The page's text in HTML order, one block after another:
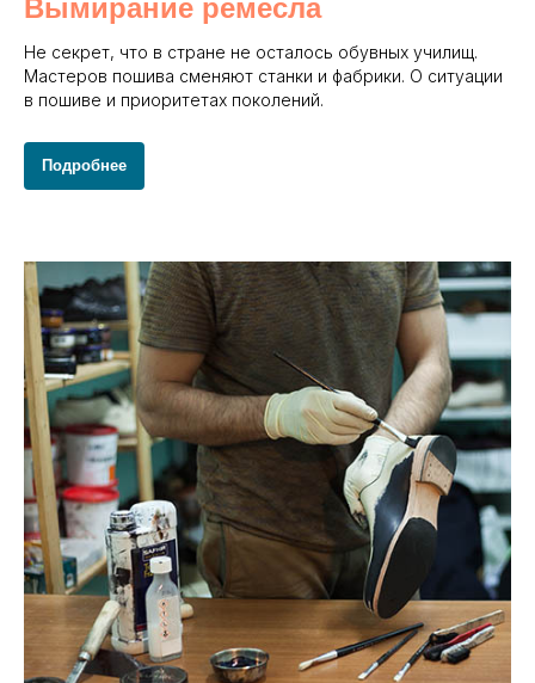
Вымирание ремесла
Не секрет, что в стране не осталось обувных училищ.
Мастеров пошива сменяют станки и фабрики. О ситуации
в пошиве и приоритетах поколений.
Подробнее